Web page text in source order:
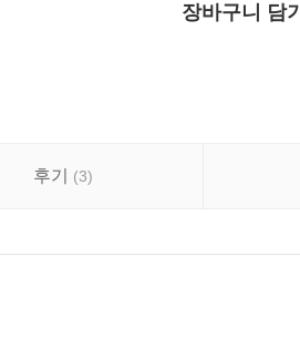
장바구니 담기
후기 (3)